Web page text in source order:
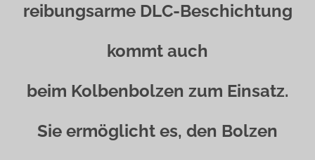
reibungsarme DLC-Beschichtung
kommt auch
beim Kolbenbolzen zum Einsatz.
Sie ermöglicht es, den Bolzen